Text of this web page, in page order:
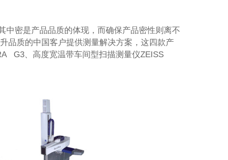
密是产品品质的体现，而确保产品密性则离不
品质的中国客户提供测量解决方案，这四款产
G3、高度宽温带车间型扫描测量仪ZEISS